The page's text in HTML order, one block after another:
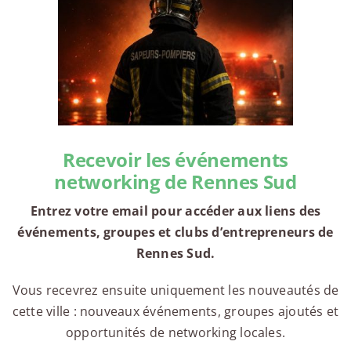
Recevoir les événements
networking de Rennes Sud
Entrez votre email pour accéder aux liens des
événements, groupes et clubs d’entrepreneurs de
Rennes Sud.
Vous recevrez ensuite uniquement les nouveautés de
cette ville : nouveaux événements, groupes ajoutés et
opportunités de networking locales.